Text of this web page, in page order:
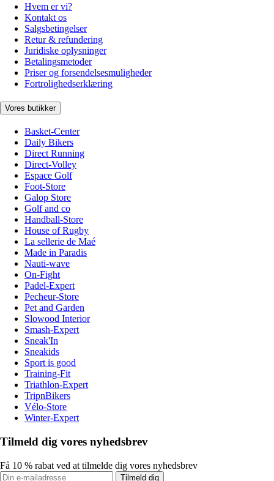
Hvem er vi?
Kontakt os
Salgsbetingelser
Retur & refundering
Juridiske oplysninger
Betalingsmetoder
Priser og forsendelsesmuligheder
Fortrolighedserklæring
Vores butikker
Basket-Center
Daily Bikers
Direct Running
Direct-Volley
Espace Golf
Foot-Store
Galop Store
Golf and co
Handball-Store
House of Rugby
La sellerie de Maé
Made in Paradis
Nauti-wave
On-Fight
Padel-Expert
Pecheur-Store
Pet and Garden
Slowood Interior
Smash-Expert
Sneak'In
Sneakids
Sport is good
Training-Fit
Triathlon-Expert
TripnBikers
Vélo-Store
Winter-Expert
Tilmeld dig vores nyhedsbrev
Få 10 % rabat ved at tilmelde dig vores nyhedsbrev
Tilmeld dig